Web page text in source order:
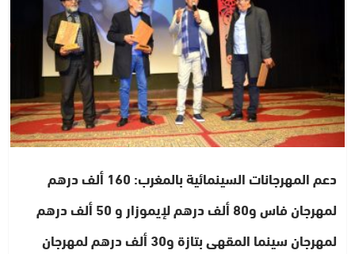
دعم المهرجانات السينمائية بالمغرب: 160 ألف درهم
لمهرجان فاس و80 ألف درهم لإيموزار و 50 ألف درهم
لمهرجان سينما المقهى بتازة و30 ألف درهم لمهرجان